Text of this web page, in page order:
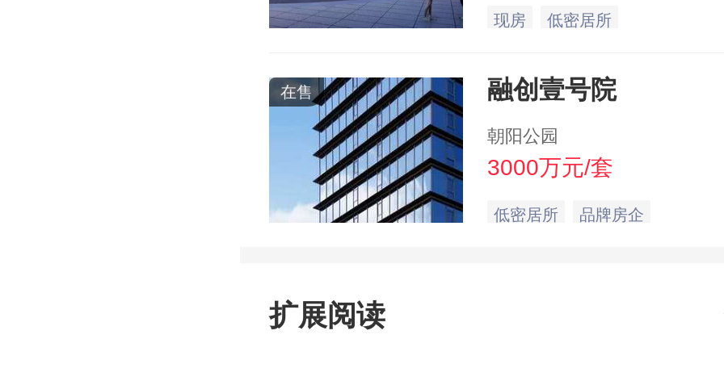
现房 低密居所
在售 融创壹号院
朝阳公园
3000万元/套
低密居所 品牌房企
扩展阅读